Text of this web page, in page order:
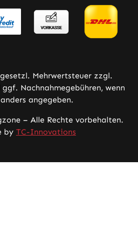
Mehrwertsteuer zzgl.
ggf. Nachnahmegebühren, wenn
angegeben.
– Alle Rechte vorbehalten.
by TC-Innovations